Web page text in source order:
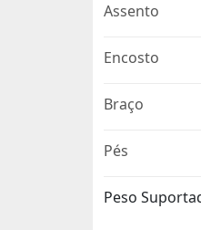
Assento
Encosto
Braço
Pés
Peso